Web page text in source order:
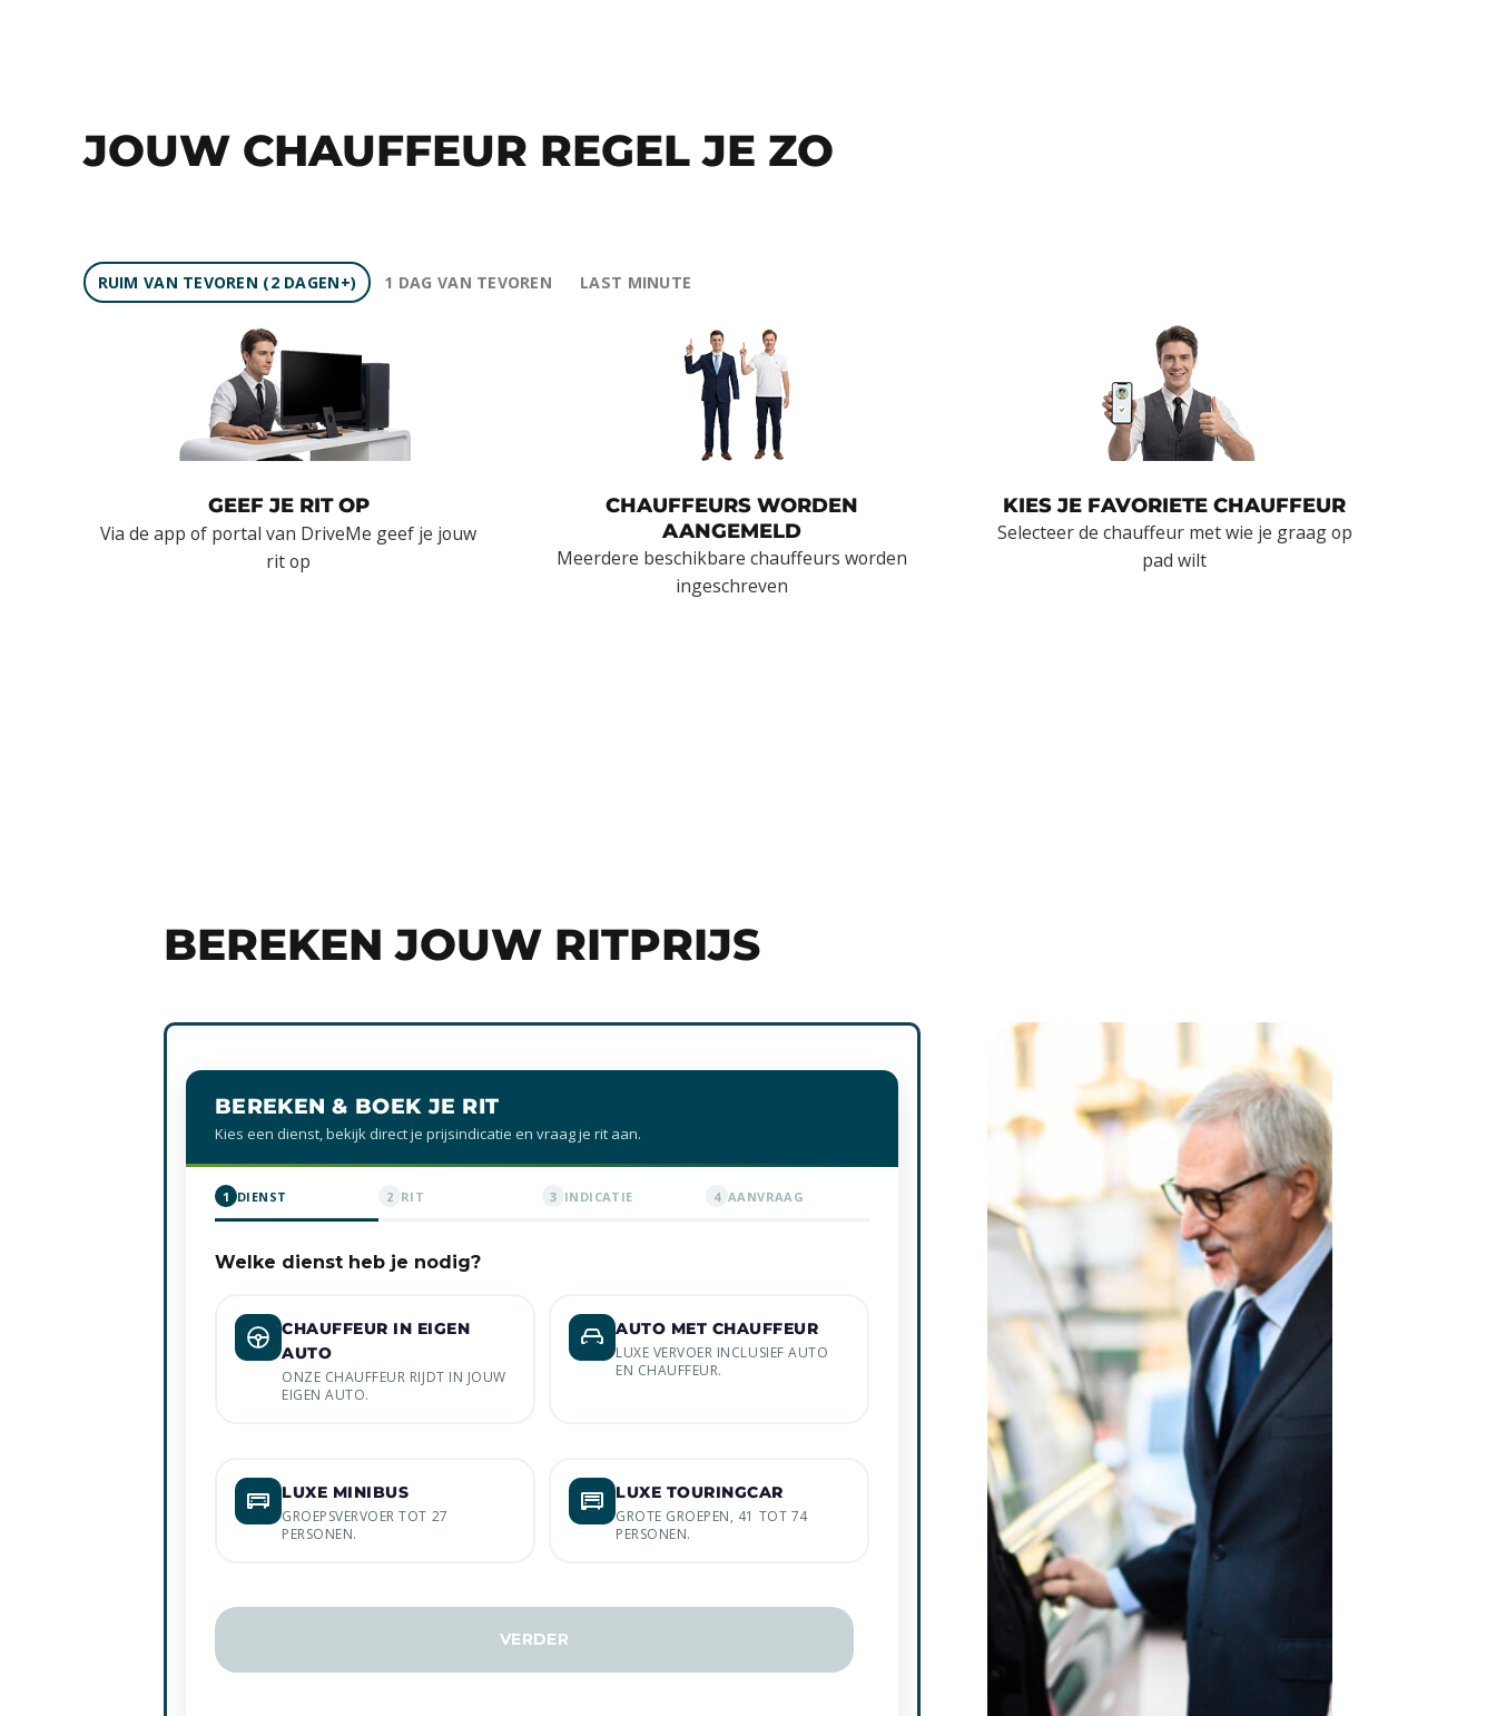
JOUW CHAUFFEUR REGEL JE ZO
RUIM VAN TEVOREN (2 DAGEN+) 1 DAG VAN TEVOREN LAST MINUTE
GEEF JE RIT OP
Via de app of portal van DriveMe geef je jouw
rit op
CHAUFFEURS WORDEN
AANGEMELD
Meerdere beschikbare chauffeurs worden
ingeschreven
KIES JE FAVORIETE CHAUFFEUR
Selecteer de chauffeur met wie je graag op
pad wilt
BEREKEN JOUW RITPRIJS
BEREKEN & BOEK JE RIT
Kies een dienst, bekijk direct je prijsindicatie en vraag je rit aan.
1 DIENST 2 RIT 3 INDICATIE 4 AANVRAAG
Welke dienst heb je nodig?
CHAUFFEUR IN EIGEN
AUTO
ONZE CHAUFFEUR RIJDT IN JOUW
EIGEN AUTO.
AUTO MET CHAUFFEUR
LUXE VERVOER INCLUSIEF AUTO
EN CHAUFFEUR.
LUXE MINIBUS
GROEPSVERVOER TOT 27
PERSONEN.
LUXE TOURINGCAR
GROTE GROEPEN, 41 TOT 74
PERSONEN.
VERDER